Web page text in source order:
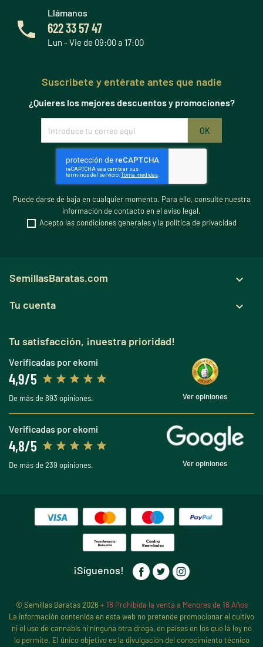
Llámanos
622 33 57 47
Lun - Vie de 09:00 a 17:00
Suscribete y entérate antes que nadie
¿Quieres los mejores descuentos y promociones?
Puede darse de baja en cualquier momento. Para ello, consulte nuestra
información de contacto en el aviso legal.
Acepto las condiciones generales y la política de privacidad
SemillasBaratas.com 
Tu cuenta 
Tu satisfacción, ¡nuestra prioridad!
Verificadas por ekomi
4,9/5
De más de 893 opiniones. Ver opiniones
Verificadas por ekomi
4,8/5
De más de 239 opiniones. Ver opiniones
¡Síguenos!
© Semillas Baratas 2026 + 18 Prohibida la venta a Menores de 18 Años
La información contenida en esta web no pretende promocionar el cultivo
ni el uso de cannabis ni ninguna otra droga, en países en los que la ley no
lo permite. El único objetivo es la divulgación del conocimiento técnico